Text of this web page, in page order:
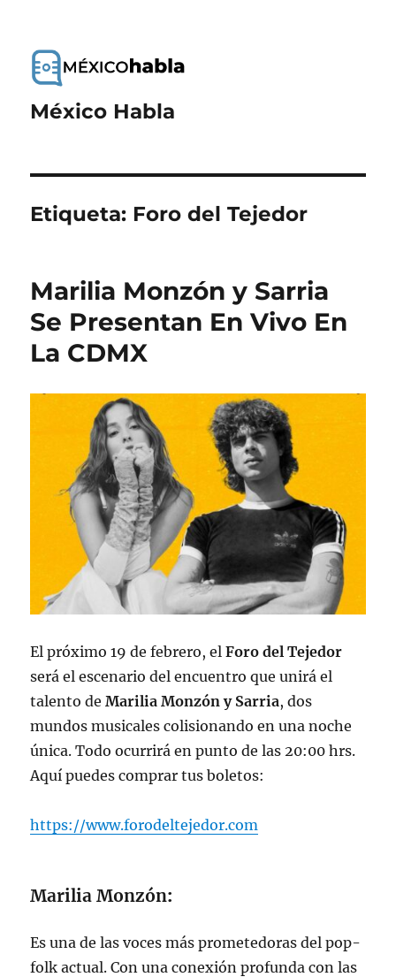
México Habla
Etiqueta: Foro del Tejedor
Marilia Monzón y Sarria
Se Presentan En Vivo En
La CDMX
El próximo 19 de febrero, elForo del Tejedor
será el escenario del encuentro que unirá el
talento deMarilia Monzón y Sarria, dos
mundos musicales colisionando en una noche
única. Todo ocurrirá en punto de las 20:00 hrs.
Aquí puedes comprar tus boletos:
https://www.forodeltejedor.com
Marilia Monzón:
Es una de las voces más prometedoras del pop-
folk actual. Con una conexión profunda con las